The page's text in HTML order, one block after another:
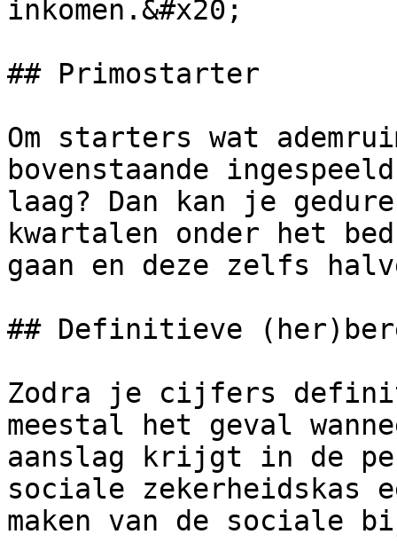
inkomen.&#x20;
## Primostarter
Om starters wat
bovenstaande
laag? Dan kan je
kwartalen onder het
gaan en deze zelfs
## Definitieve
Zodra je cijfers
meestal het geval
aanslag krijgt in de
sociale zekerheidskas
maken van de sociale